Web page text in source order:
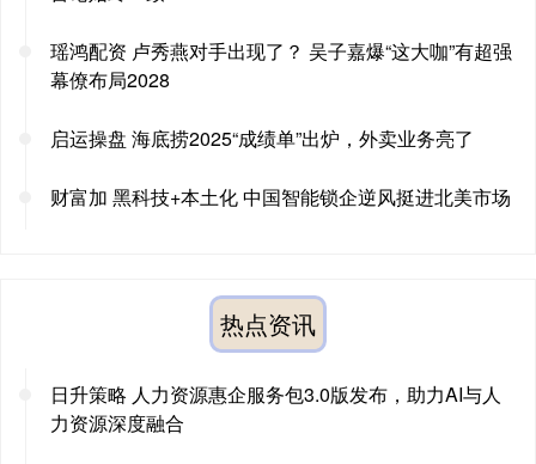
瑶鸿配资 卢秀燕对手出现了？ 吴子嘉爆“这大咖”有超强
幕僚布局2028
启运操盘 海底捞2025“成绩单”出炉，外卖业务亮了
财富加 黑科技+本土化 中国智能锁企逆风挺进北美市场
热点资讯
日升策略 人力资源惠企服务包3.0版发布，助力AI与人
力资源深度融合